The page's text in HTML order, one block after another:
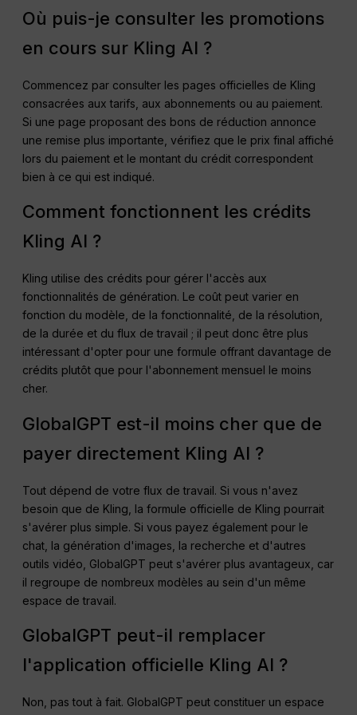
Où puis-je consulter les promotions
en cours sur Kling AI ?
Commencez par consulter les pages officielles de Kling
consacrées aux tarifs, aux abonnements ou au paiement.
Si une page proposant des bons de réduction annonce
une remise plus importante, vérifiez que le prix final affiché
lors du paiement et le montant du crédit correspondent
bien à ce qui est indiqué.
Comment fonctionnent les crédits
Kling AI ?
Kling utilise des crédits pour gérer l'accès aux
fonctionnalités de génération. Le coût peut varier en
fonction du modèle, de la fonctionnalité, de la résolution,
de la durée et du flux de travail ; il peut donc être plus
intéressant d'opter pour une formule offrant davantage de
crédits plutôt que pour l'abonnement mensuel le moins
cher.
GlobalGPT est-il moins cher que de
payer directement Kling AI ?
Tout dépend de votre flux de travail. Si vous n'avez
besoin que de Kling, la formule officielle de Kling pourrait
s'avérer plus simple. Si vous payez également pour le
chat, la génération d'images, la recherche et d'autres
outils vidéo, GlobalGPT peut s'avérer plus avantageux, car
il regroupe de nombreux modèles au sein d'un même
espace de travail.
GlobalGPT peut-il remplacer
l'application officielle Kling AI ?
Non, pas tout à fait. GlobalGPT peut constituer un espace